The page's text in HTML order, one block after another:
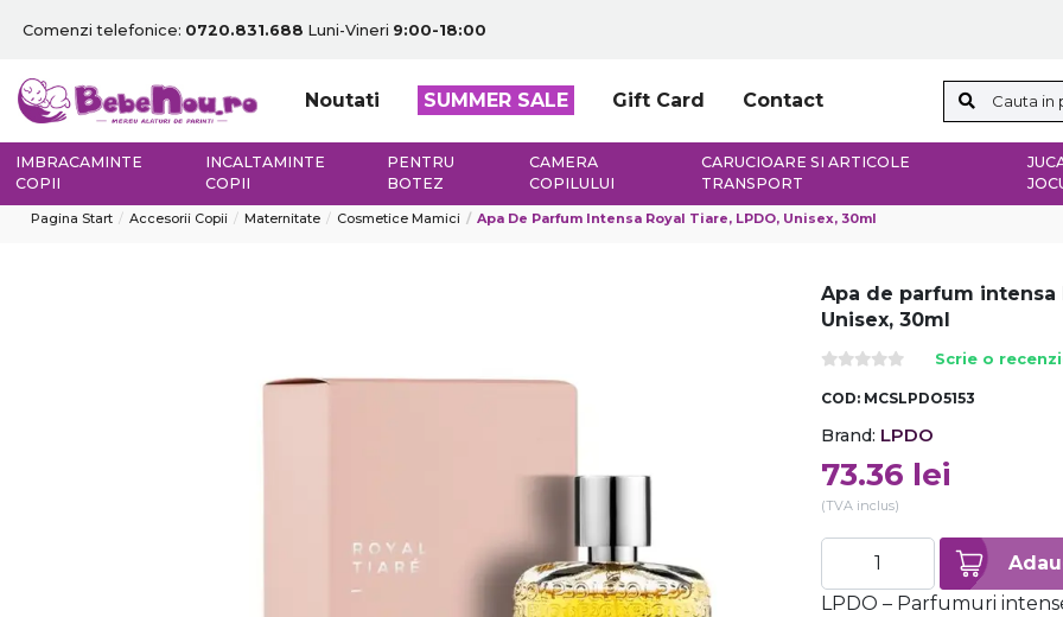
Comenzi telefonice: 0720.831.688 Luni-Vineri 9:00-18:00
Noutati SUMMER SALE Gift Card Contact
IMBRACAMINTE
COPII
INCALTAMINTE
COPII
PENTRU
BOTEZ
CAMERA
COPILULUI
CARUCIOARE SI ARTICOLE
TRANSPORT
Pagina Start Accesorii Copii Maternitate Cosmetice Mamici Apa De Parfum Intensa Royal Tiare, LPDO, Unisex, 30ml
Apa de parfum intensa
Unisex, 30ml
Scrie o
COD: MCSLPDO5153
Brand: LPDO
73.36 lei
(TVA inclus)
LPDO – Parfumuri